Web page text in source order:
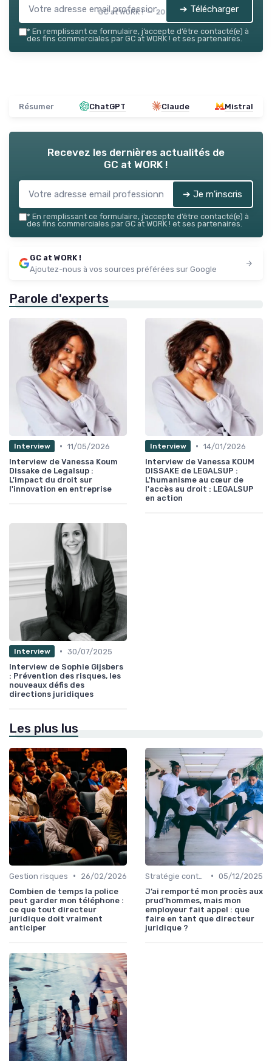
GC at WORK ! — 2026 ➔ Télécharger
* En remplissant ce formulaire, j’accepte d’être contacté(e) à
des fins commerciales par GC at WORK ! et ses partenaires.
Résumer ChatGPT Claude Mistral
Recevez les dernières actualités de
GC at WORK !
➔ Je m'inscris
* En remplissant ce formulaire, j’accepte d’être contacté(e) à
des fins commerciales par GC at WORK ! et ses partenaires.
GC at WORK !
Ajoutez-nous à vos sources préférées sur Google
Parole d'experts
Interview • 11/05/2026
Interview de Vanessa Koum
Dissake de Legalsup :
L'impact du droit sur
l'innovation en entreprise
Interview • 14/01/2026
Interview de Vanessa KOUM
DISSAKE de LEGALSUP :
L'humanisme au cœur de
l'accès au droit : LEGALSUP
en action
Interview • 30/07/2025
Interview de Sophie Gijsbers
: Prévention des risques, les
nouveaux défis des
directions juridiques
Les plus lus
Gestion risques •
26/02/2026
Combien de temps la police
peut garder mon téléphone :
ce que tout directeur
juridique doit vraiment
anticiper
• 05/12/2025
J’ai remporté mon procès aux
prud’hommes, mais mon
employeur fait appel : que
faire en tant que directeur
juridique ?